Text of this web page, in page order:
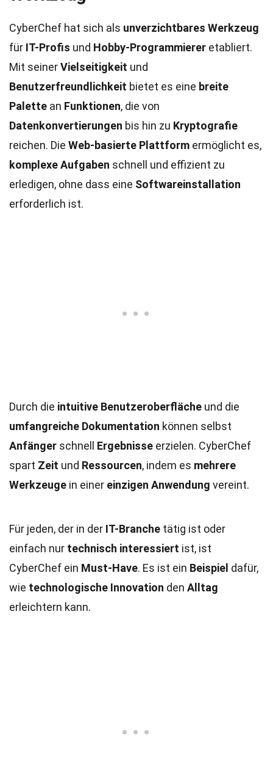
CyberChef hat sich als unverzichtbares Werkzeug
für IT-Profis und Hobby-Programmierer etabliert.
Mit seinerVielseitigkeit und
Benutzerfreundlichkeit bietet es eine breite
Palette an Funktionen, die von
Datenkonvertierungen bis hin zu Kryptografie
reichen. Die Web-basierte Plattform ermöglicht es,
komplexe Aufgaben schnell und effizient zu
erledigen, ohne dass eine Softwareinstallation
erforderlich ist.
Durch die intuitive Benutzeroberfläche und die
umfangreiche Dokumentation können selbst
Anfänger schnell Ergebnisse erzielen. CyberChef
spart Zeit und Ressourcen, indem es mehrere
Werkzeuge in einer einzigen Anwendung vereint.
Für jeden, der in der IT-Branche tätig ist oder
einfach nur technisch interessiert ist, ist
CyberChef ein Must-Have. Es ist ein Beispiel dafür,
wie technologische Innovation den Alltag
erleichtern kann.